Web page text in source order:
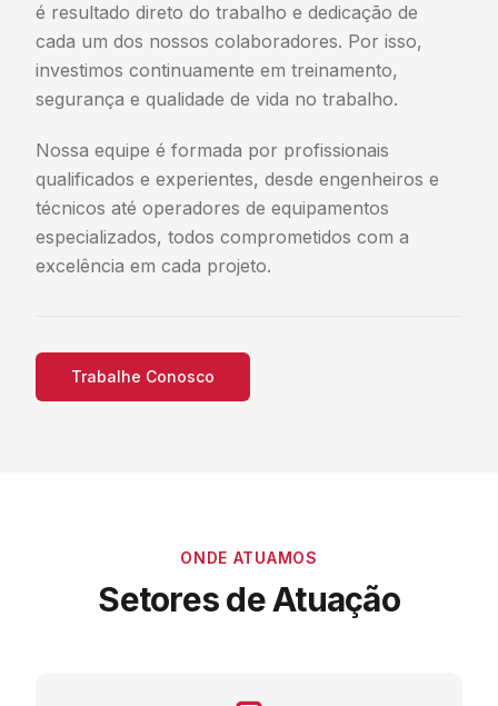
é resultado direto do trabalho e dedicação de
cada um dos nossos colaboradores. Por isso,
investimos continuamente em treinamento,
segurança e qualidade de vida no trabalho.
Nossa equipe é formada por profissionais
qualificados e experientes, desde engenheiros e
técnicos até operadores de equipamentos
especializados, todos comprometidos com a
excelência em cada projeto.
Trabalhe Conosco
ONDE ATUAMOS
Setores de Atuação